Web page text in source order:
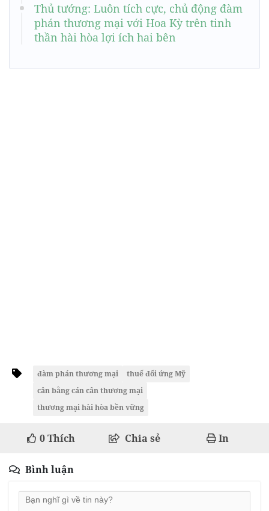
Thủ tướng: Luôn tích cực, chủ động đàm
phán thương mại với Hoa Kỳ trên tinh
thần hài hòa lợi ích hai bên
đàm phán thương mại
thuế đối ứng Mỹ
cân bằng cán cân thương mại
thương mại hài hòa bền vững
0Thích Chia sẻ In
Bình luận